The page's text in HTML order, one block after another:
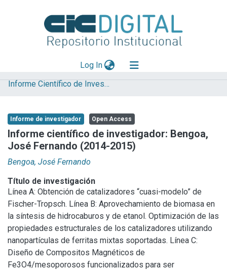
Log In(current)
Explorar
Aportar material
Statistics
Informe Científico de Investigador
Informe de investigador Open Access
Informe científico de investigador: Bengoa,
José Fernando (2014-2015)
Bengoa, José Fernando
Título de investigación
Línea A: Obtención de catalizadores “cuasi-modelo” de
Fischer-Tropsch. Línea B: Aprovechamiento de biomasa en
la síntesis de hidrocaburos y de etanol. Optimización de las
propiedades estructurales de los catalizadores utilizando
nanopartículas de ferritas mixtas soportadas. Línea C:
Diseño de Compositos Magnéticos de
Fe3O4/mesoporosos funcionalizados para ser